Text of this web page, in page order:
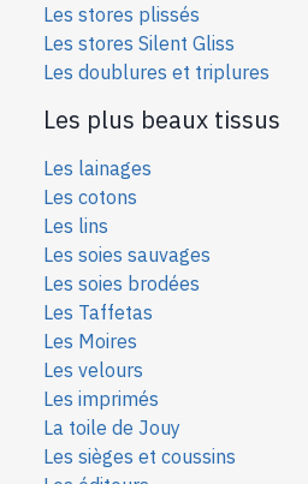
Les stores plissés
Les stores Silent Gliss
Les doublures et triplures
Les plus beaux tissus
Les lainages
Les cotons
Les lins
Les soies sauvages
Les soies brodées
Les Taffetas
Les Moires
Les velours
Les imprimés
La toile de Jouy
Les sièges et coussins